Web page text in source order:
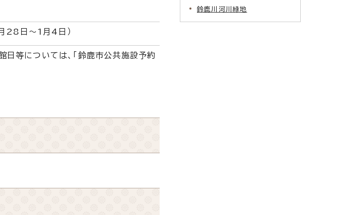
28日～1月4日）
日等については、「鈴鹿市公共施設予約
鈴鹿川河川緑地